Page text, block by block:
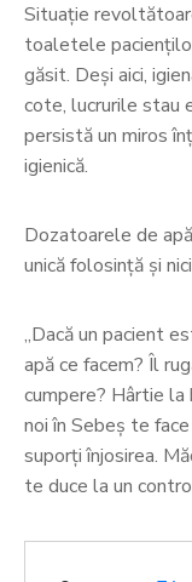
Situaţie
toaletele
găsit. Deşi aici,
cote, lucrurile stau
persistă un miros
igienică.
Dozatoarele de
unică folosinţă şi
„Dacă un pacient
apă ce facem? Îl
cumpere? Hârtie la
noi în Sebeş te
suporţi înjosirea. M
te duce la un